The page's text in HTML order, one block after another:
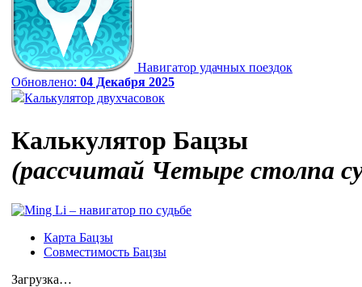
Навигатор удачных поездок
Обновлено: 04 Декабря 2025
Калькулятор двухчасовок
Калькулятор Бацзы
(рассчитай Четыре столпа
Карта Бацзы
Совместимость Бацзы
Загрузка…